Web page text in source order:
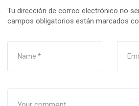
Tu dirección de correo electrónico no
campos obligatorios están marcados